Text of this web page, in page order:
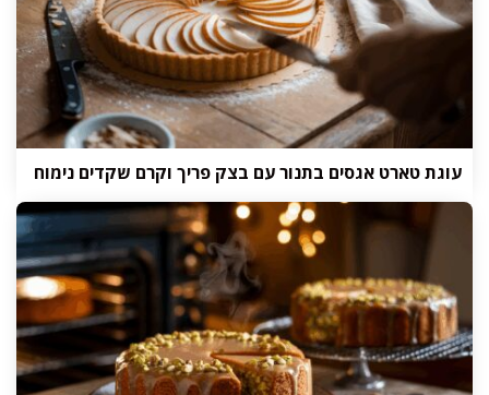
עוגת טארט אגסים בתנור עם בצק פריך וקרם שקדים נימוח